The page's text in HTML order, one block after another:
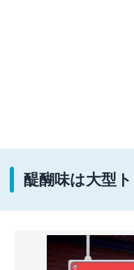
醍醐味は大型